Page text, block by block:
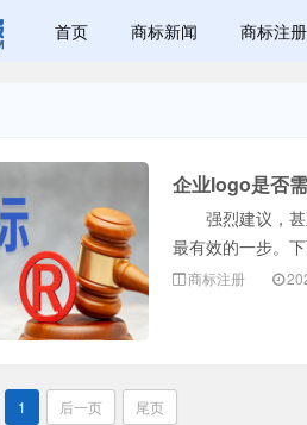
首页 商标新闻 商标注册
企业logo是否
强烈建议，甚
最有效的一步。
商标注册
1 后一页 尾页